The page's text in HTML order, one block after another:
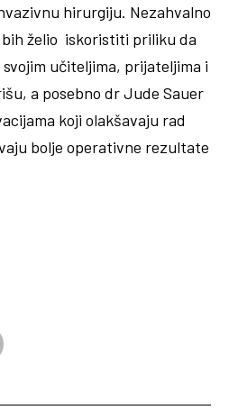
hirurgiju. Nezahvalno
želio iskoristiti priliku da
učiteljima, prijateljima i
a posebno dr Jude Sauer
koji olakšavaju rad
bolje operativne rezultate